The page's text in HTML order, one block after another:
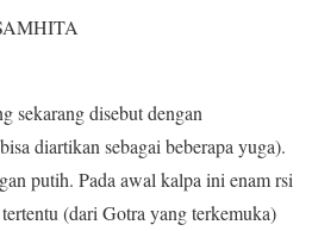
sekarang disebut dengan
diartikan sebagai beberapa yuga).
putih. Pada awal kalpa ini enam rsi
(dari Gotra yang terkemuka)